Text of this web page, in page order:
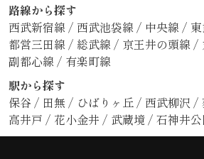
路線から探す
西武新宿線 / 西武池袋線 / 中央線 /
都営三田線 / 総武線 / 京王井の頭線 /
副都心線 / 有楽町線
駅から探す
保谷 / 田無 / ひばりヶ丘 / 西武柳沢 /
高井戸 / 花小金井 / 武蔵境 / 石神井